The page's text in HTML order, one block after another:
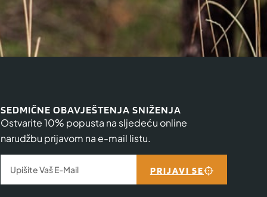
SEDMIČNE OBAVJEŠTENJA SNIŽENJA
Ostvarite 10% popusta na sljedeću online
narudžbu prijavom na e-mail listu.
PRIJAVI SE